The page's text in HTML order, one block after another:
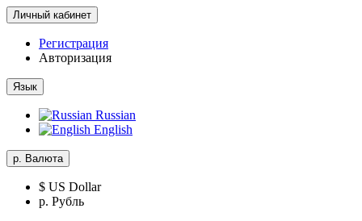
Личный кабинет
Регистрация
Авторизация
Язык
Russian
English
р. Валюта
$ US Dollar
р. Рубль